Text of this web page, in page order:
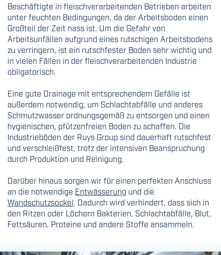
Beschäftigte in fleischverarbeitenden Betrieben arbeiten
unter feuchten Bedingungen, da der Arbeitsboden einen
Großteil der Zeit nass ist. Um die Gefahr von
Arbeitsunfällen aufgrund eines rutschigen Arbeitsbodens
zu verringern, ist ein rutschfester Boden sehr wichtig und
in vielen Fällen in der fleischverarbeitenden Industrie
obligatorisch.
Eine gute Drainage mit entsprechendem Gefälle ist
außerdem notwendig, um Schlachtabfälle und anderes
Schmutzwasser ordnungsgemäß zu entsorgen und einen
hygienischen, pfützenfreien Boden zu schaffen. Die
Industrieböden der Ruys Group sind dauerhaft rutschfest
und verschleißfest, trotz der intensiven Beanspruchung
durch Produktion und Reinigung.
Darüber hinaus sorgen wir für einen perfekten Anschluss
an die notwendige Entwässerung und die
Wandschutzsockel . Dadurch wird verhindert, dass sich in
den Ritzen oder Löchern Bakterien, Schlachtabfälle, Blut,
Fettsäuren, Proteine und andere Stoffe ansammeln.